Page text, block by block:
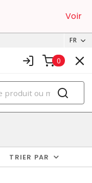
Voir
FR
0
TRIER PAR